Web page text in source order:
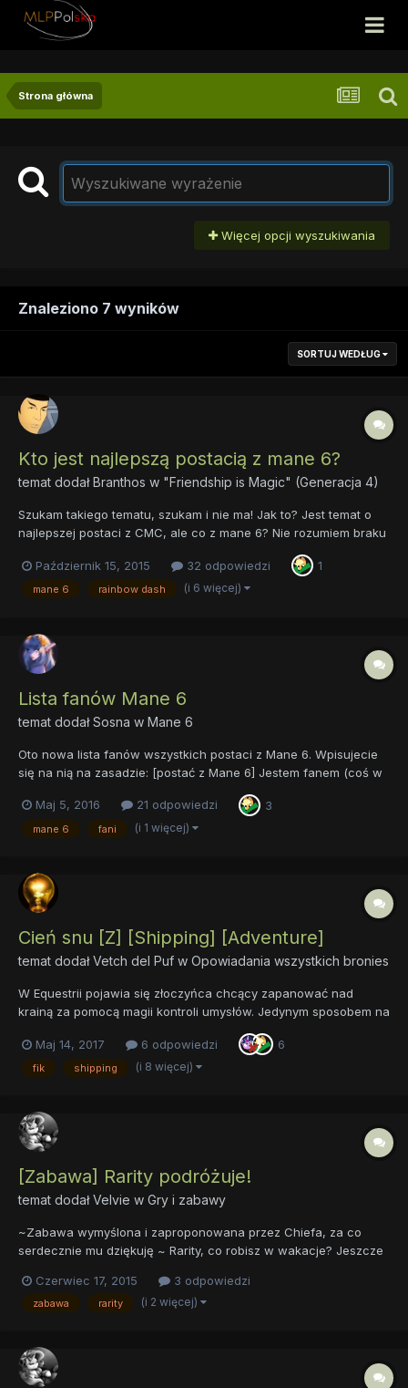
Strona główna
Więcej opcji wyszukiwania
Znaleziono 7 wyników
SORTUJ WEDŁUG
Kto jest najlepszą postacią z mane 6?
temat dodałBranthos w "Friendship is Magic" (Generacja 4)
Szukam takiego tematu, szukam i nie ma! Jak to? Jest temat o
najlepszej postaci z CMC, ale co z mane 6? Nie rozumiem braku
ponieważ Twilight, która była moim ulubionym bohaterem
straciła trochę charakteru po dostaniu skrzydeł. Z Pinkie za bar...
Październik 15, 2015 32 odpowiedzi 1
mane 6 rainbow dash (i 6 więcej)
Lista fanów Mane 6
temat dodałSosna w Mane 6
Oto nowa lista fanów wszystkich postaci z Mane 6. Wpisujecie
się na nią na zasadzie: [postać z Mane 6] Jestem fanem (coś w
dotychczasowych tematów wprowadzona dla porządku w
dziale. Dotychczasowe listy zostały zaktualizowane do ostatnie...
Maj 5, 2016 21 odpowiedzi 3
mane 6 fani (i 1 więcej)
Cień snu [Z] [Shipping] [Adventure]
temat dodałVetch del Puf w Opowiadania wszystkich bronies
W Equestrii pojawia się złoczyńca chcący zapanować nad
krainą za pomocą magii kontroli umysłów. Jedynym sposobem na
trzystu lat. Odnalezienie go nie zapowiada się na proste, ale
przecież ktoś musi spróbować. A kto inny lepiej się do tego
Maj 14, 2017 6 odpowiedzi 6
fik shipping (i 8 więcej)
[Zabawa] Rarity podróżuje!
temat dodałVelvie w Gry i zabawy
~Zabawa wymyślona i zaproponowana przez Chiefa, za co
serdecznie mu dziękuję ~ Rarity, co robisz w wakacje? Jeszcze
projektami. A ty? Między innymi jadę na tydzień do Paryża.
Miasto mody, miłości i tak dalej... Zabierz mnie ze sob...
Czerwiec 17, 2015 3 odpowiedzi
zabawa rarity (i 2 więcej)